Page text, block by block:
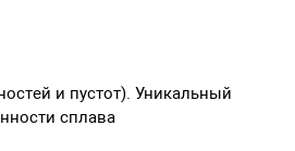
и пустот). Уникальный
сплава